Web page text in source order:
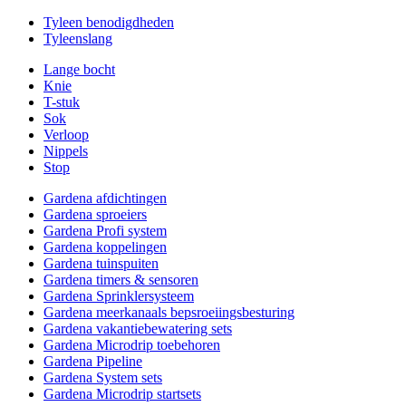
Tyleen benodigdheden
Tyleenslang
Lange bocht
Knie
T-stuk
Sok
Verloop
Nippels
Stop
Gardena afdichtingen
Gardena sproeiers
Gardena Profi system
Gardena koppelingen
Gardena tuinspuiten
Gardena timers & sensoren
Gardena Sprinklersysteem
Gardena meerkanaals bepsroeiingsbesturing
Gardena vakantiebewatering sets
Gardena Microdrip toebehoren
Gardena Pipeline
Gardena System sets
Gardena Microdrip startsets